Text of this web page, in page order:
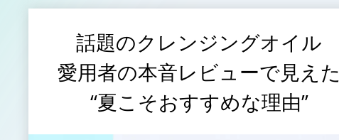
話題のクレンジングオイル
愛用者の本音レビューで見えた
“夏こそおすすめな理由”